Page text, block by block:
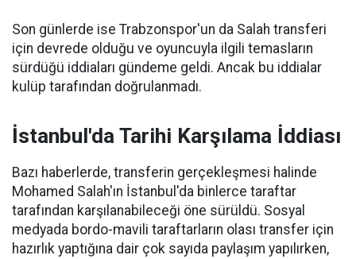
Son günlerde ise Trabzonspor'un da Salah transferi
için devrede olduğu ve oyuncuyla ilgili temasların
sürdüğü iddiaları gündeme geldi. Ancak bu iddialar
kulüp tarafından doğrulanmadı.
İstanbul'da Tarihi Karşılama İddiası
Bazı haberlerde, transferin gerçekleşmesi halinde
Mohamed Salah'ın İstanbul'da binlerce taraftar
tarafından karşılanabileceği öne sürüldü. Sosyal
medyada bordo-mavili taraftarların olası transfer için
hazırlık yaptığına dair çok sayıda paylaşım yapılırken,